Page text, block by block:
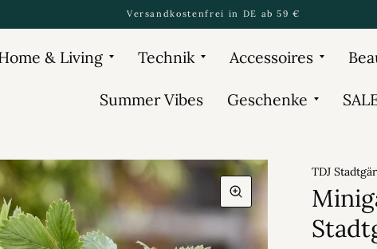
Versandkostenfrei in DE ab 59 €
& Living Technik Accessoires
Summer Vibes Geschenke
TDJ